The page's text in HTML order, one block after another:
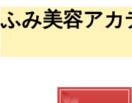
ふみ美容アカ